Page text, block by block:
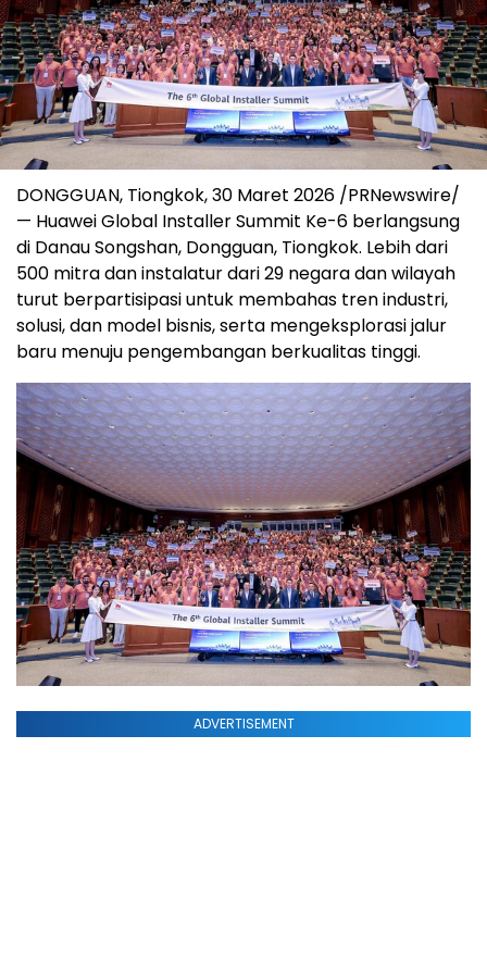
DONGGUAN, Tiongkok, 30 Maret 2026 /PRNewswire/
— Huawei Global Installer Summit Ke-6 berlangsung
di Danau Songshan, Dongguan, Tiongkok. Lebih dari
500 mitra dan instalatur dari 29 negara dan wilayah
turut berpartisipasi untuk membahas tren industri,
solusi, dan model bisnis, serta mengeksplorasi jalur
baru menuju pengembangan berkualitas tinggi.
ADVERTISEMENT